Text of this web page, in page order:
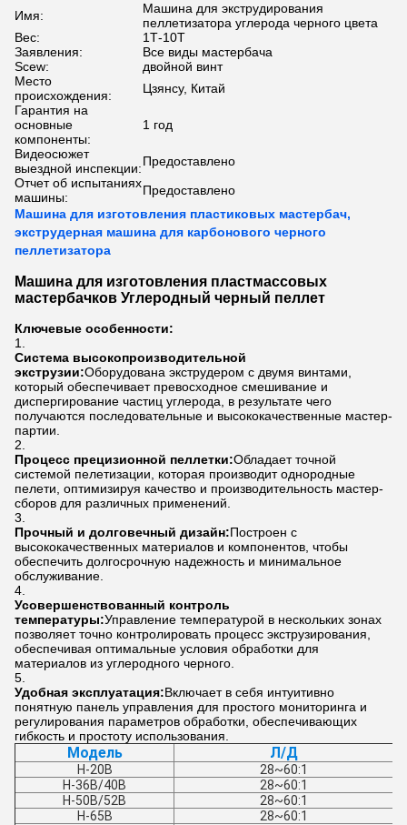
Имя:
Машина для экструдирования
пеллетизатора углерода черного цвета
Вес:
1Т-10Т
Заявления:
Все виды мастербача
Scew:
двойной винт
Место
происхождения:
Цзянсу, Китай
Гарантия на
основные
компоненты:
1 год
Видеосюжет
выездной инспекции:Предоставлено
Отчет об испытаниях
машины:
Предоставлено
Машина для изготовления пластиковых мастербач,
экструдерная машина для карбонового черного
пеллетизатора
Машина для изготовления пластмассовых
мастербачков Углеродный черный пеллет
Ключевые особенности:
Система высокопроизводительной
экструзии:Оборудована экструдером с двумя винтами,
который обеспечивает превосходное смешивание и
диспергирование частиц углерода, в результате чего
получаются последовательные и высококачественные мастер-
партии.
Процесс прецизионной пеллетки:Обладает точной
системой пелетизации, которая производит однородные
пелети, оптимизируя качество и производительность мастер-
сборов для различных применений.
Прочный и долговечный дизайн:Построен с
высококачественных материалов и компонентов, чтобы
обеспечить долгосрочную надежность и минимальное
обслуживание.
Усовершенствованный контроль
температуры:Управление температурой в нескольких зонах
позволяет точно контролировать процесс экструзирования,
обеспечивая оптимальные условия обработки для
материалов из углеродного черного.
Удобная эксплуатация:Включает в себя интуитивно
понятную панель управления для простого мониторинга и
регулирования параметров обработки, обеспечивающих
гибкость и простоту использования.
Модель Л/Д
H-20B
28~60:1
H-36B/40B
28~60:1
H-50B/52B
28~60:1
H-65B
28~60:1